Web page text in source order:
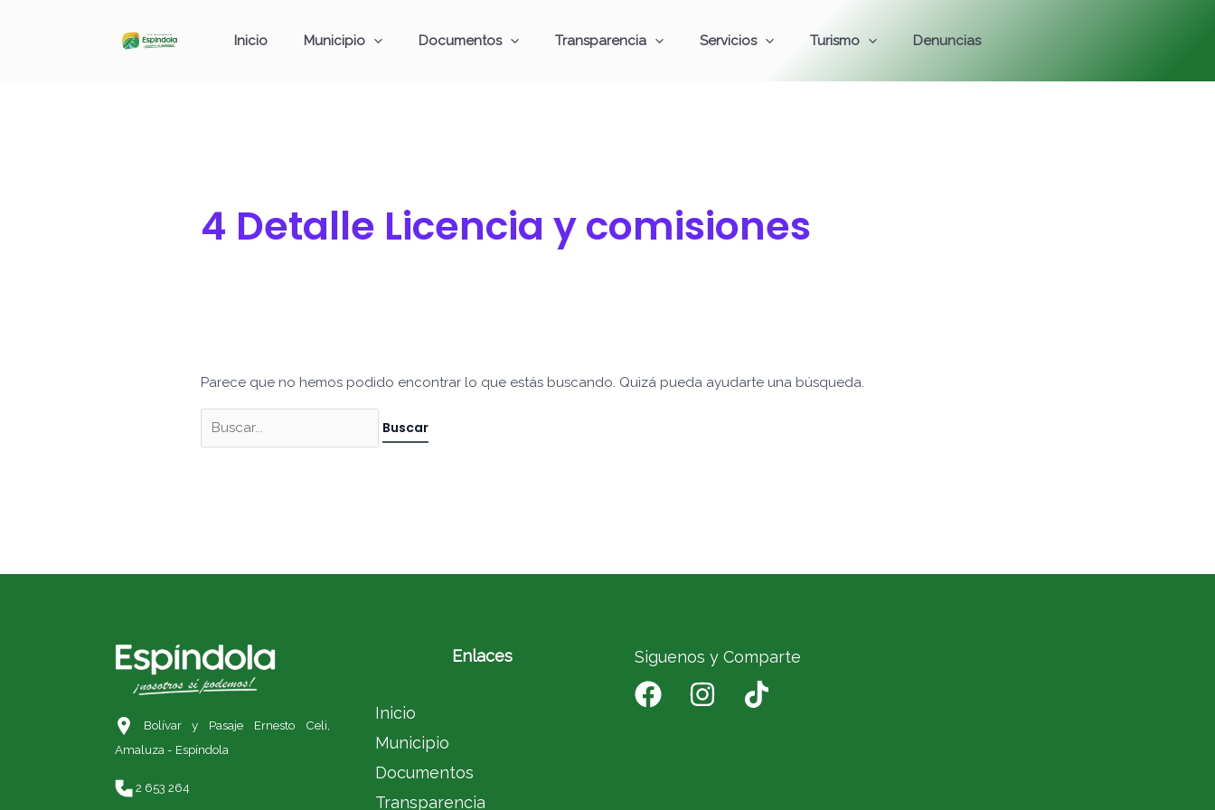
Inicio Municipio Documentos Transparencia Servicios Turismo Denuncias
4 Detalle Licencia y comisiones
Parece que no hemos podido encontrar lo que estás buscando. Quizá pueda ayudarte una búsqueda.
Bolívar y Pasaje Ernesto Celi,
Amaluza - Espíndola
2 653 264
Enlaces
Inicio
Municipio
Documentos
Transparencia
Siguenos y Comparte